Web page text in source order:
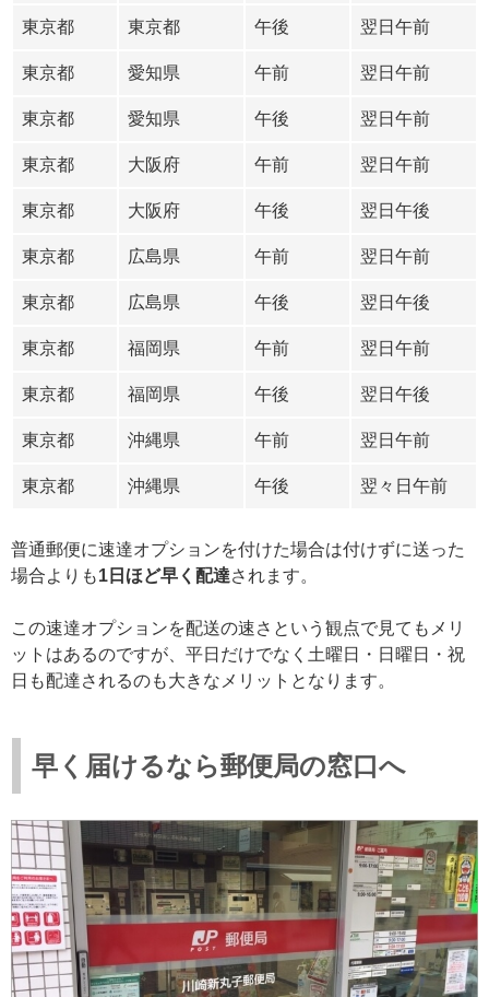
東京都 東京都 午後 翌日午前
東京都 愛知県 午前 翌日午前
東京都 愛知県 午後 翌日午前
東京都 大阪府 午前 翌日午前
東京都 大阪府 午後 翌日午後
東京都 広島県 午前 翌日午前
東京都 広島県 午後 翌日午後
東京都 福岡県 午前 翌日午前
東京都 福岡県 午後 翌日午後
東京都 沖縄県 午前 翌日午前
東京都 沖縄県 午後 翌々日午前
普通郵便に速達オプションを付けた場合は付けずに送った
場合よりも1日ほど早く配達されます。
この速達オプションを配送の速さという観点で見てもメリ
ットはあるのですが、平日だけでなく土曜日・日曜日・祝
日も配達されるのも大きなメリットとなります。
早く届けるなら郵便局の窓口へ